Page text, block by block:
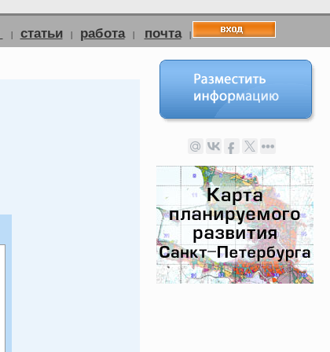
| статьи | работа | почта |